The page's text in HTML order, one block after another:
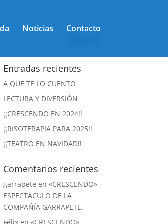
Noticias Contacto
Entradas recientes
A QUE TE LO CUENTO
LECTURA Y DIVERSIÓN
¡¡CRESCENDO EN 2024!!
¡¡RISOTERAPIA PARA 2025!!
¡¡TEATRO EN NAVIDAD!!
Comentarios recientes
garrapete en«CRESCENDO»
ESPECTÁCULO DE LA
COMPAÑÍA GARRAPETE.